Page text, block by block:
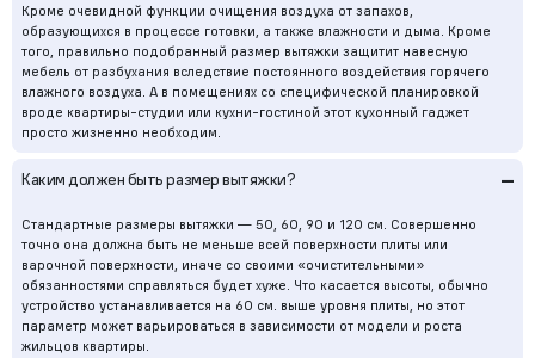
Кроме очевидной функции очищения воздуха от запахов,
образующихся в процессе готовки, а также влажности и дыма. Кроме
того, правильно подобранный размер вытяжки защитит навесную
мебель от разбухания вследствие постоянного воздействия горячего
влажного воздуха. А в помещениях со специфической планировкой
вроде квартиры-студии или кухни-гостиной этот кухонный гаджет
просто жизненно необходим.
Каким должен быть размер вытяжки? –
Стандартные размеры вытяжки — 50, 60, 90 и 120 см. Совершенно
точно она должна быть не меньше всей поверхности плиты или
варочной поверхности, иначе со своими «очистительными»
обязанностями справляться будет хуже. Что касается высоты, обычно
устройство устанавливается на 60 см. выше уровня плиты, но этот
параметр может варьироваться в зависимости от модели и роста
жильцов квартиры.